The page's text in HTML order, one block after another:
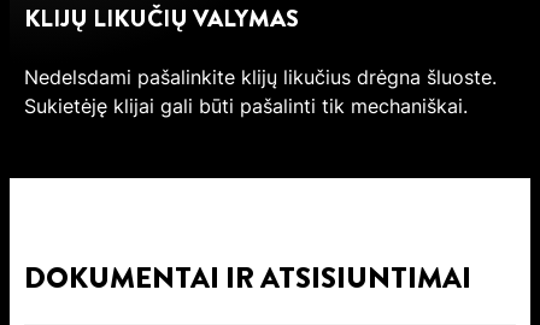
KLIJŲ LIKUČIŲ VALYMAS
Nedelsdami pašalinkite klijų likučius drėgna šluoste.
Sukietėję klijai gali būti pašalinti tik mechaniškai.
DOKUMENTAI IR ATSISIUNTIMAI